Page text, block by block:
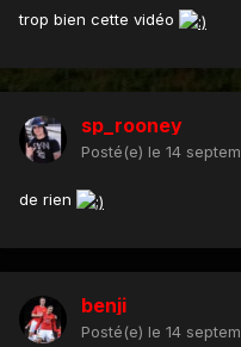
trop bien cette vidéo
sp_rooney
Posté(e) le 14
de rien
benji
Posté(e) le 14